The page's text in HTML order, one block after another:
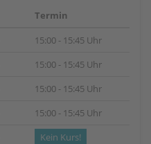
Termin
15:00 - 15:45 Uhr
15:00 - 15:45 Uhr
15:00 - 15:45 Uhr
15:00 - 15:45 Uhr
Kein Kurs!